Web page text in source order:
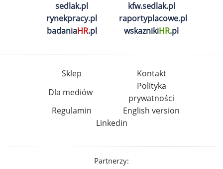
sedlak.pl
kfw.sedlak.pl
rynekpracy.pl
raportyplacowe.pl
badaniaHR.pl wskaznikiHR.pl
Sklep
Kontakt
Dla mediów
Polityka
prywatności
Regulamin
English version
Linkedin
Partnerzy: